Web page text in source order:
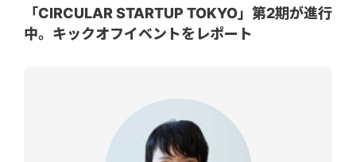
「CIRCULAR STARTUP TOKYO」第2期が進行
中。キックオフイベントをレポート